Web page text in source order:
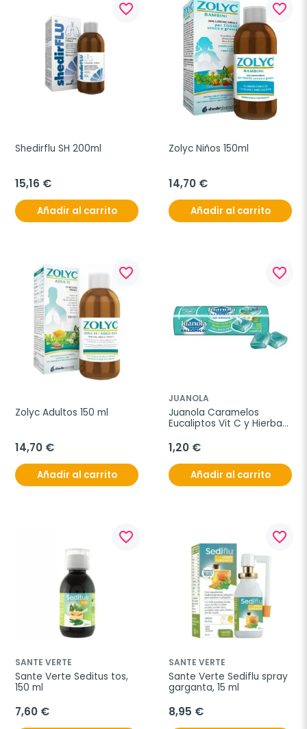
favorite_border
Shedirflu SH 200ml
15,16 €
Añadir al carrito
favorite_border
Zolyc Niños 150ml
14,70 €
Añadir al carrito
favorite_border
Zolyc Adultos 150 ml
14,70 €
Añadir al carrito
favorite_border
JUANOLA
Juanola Caramelos
Eucaliptos Vit C y Hierbas
1,20 €
Añadir al carrito
favorite_border
SANTE VERTE
Sante Verte Seditus tos,
150 ml
7,60 €
favorite_border
SANTE VERTE
Sante Verte Sediflu spray
garganta, 15 ml
8,95 €